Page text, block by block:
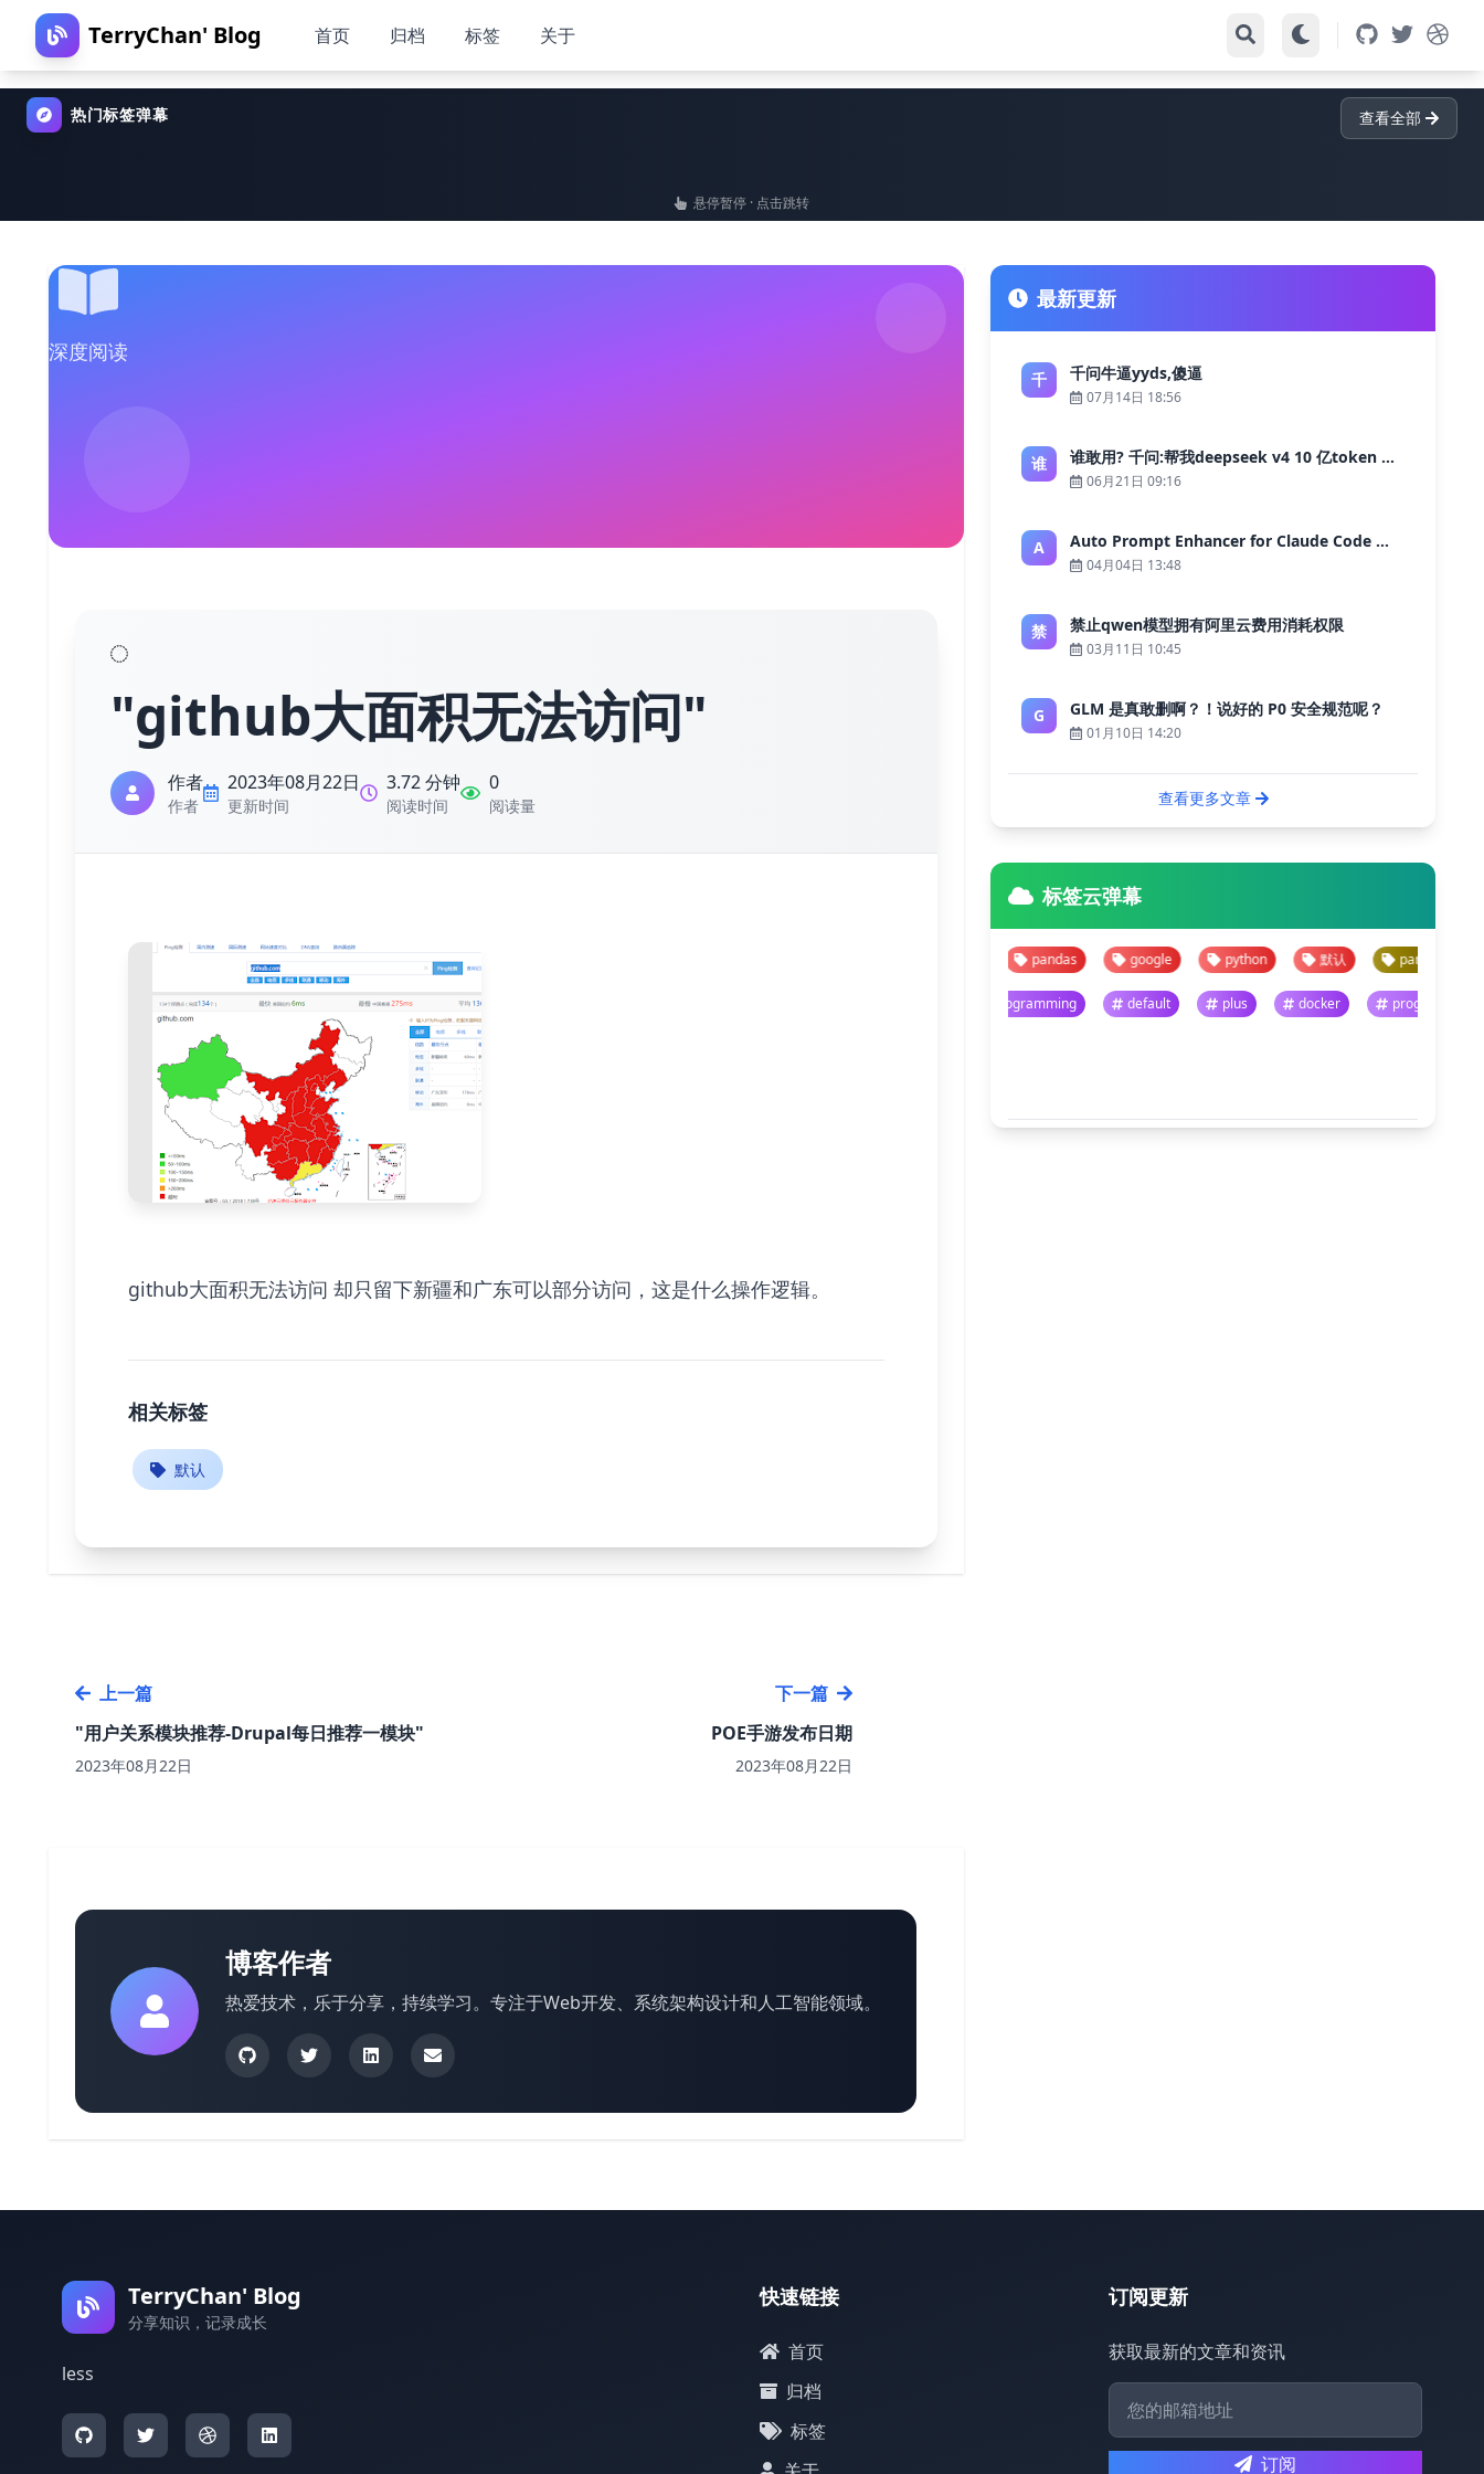
TerryChan' Blog 首页 归档 标签 关于
热门标签弹幕 查看全部
悬停暂停 · 点击跳转
深度阅读
"github大面积无法访问"
作者
作者
2023年08月22日
更新时间
3.72 分钟
阅读时间
0
阅读量
github大面积无法访问 却只留下新疆和广东可以部分访问，这是什么操作逻辑。
相关标签
默认
上一篇
"用户关系模块推荐-Drupal每日推荐一模块"
2023年08月22日
下一篇
POE手游发布日期
2023年08月22日
博客作者
热爱技术，乐于分享，持续学习。专注于Web开发、系统架构设计和人工智能领域。
最新更新
千 千问牛逼yyds,傻逼
07月14日 18:56
谁 谁敢用? 千问:帮我deepseek v4 10 亿token 大约多少花费 ?
06月21日 09:16
A Auto Prompt Enhancer for Claude Code — Building a Highly Reliable AI Programming Workflow
04月04日 13:48
禁 禁止qwen模型拥有阿里云费用消耗权限
03月11日 10:45
G GLM 是真敢删啊？！说好的 P0 安全规范呢？
01月10日 14:20
查看更多文章
标签云弹幕
pandas google python 默认 pandas
programming default plus docker
TerryChan' Blog
分享知识，记录成长
less
快速链接
首页
归档
标签
订阅更新
获取最新的文章和资讯
订阅